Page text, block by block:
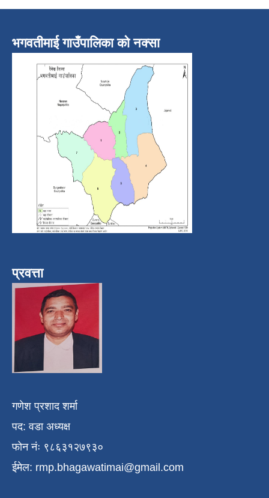
भगवतीमाई गाउँपालिका को नक्सा
प्रवत्ता
गणेश प्रशाद शर्मा
पद: वडा अध्यक्ष
फोन नंः ९८६३१२७९३०
ईमेल: rmp.bhagawatimai@gmail.com